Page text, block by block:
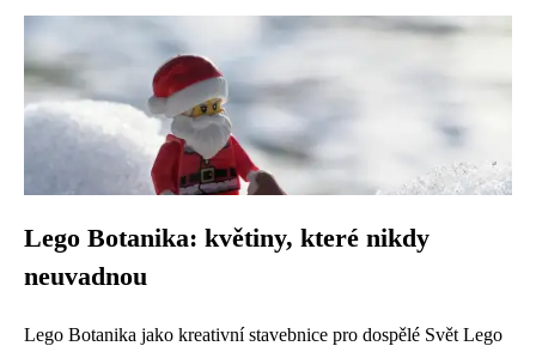
Lego Botanika: květiny, které nikdy
neuvadnou
Lego Botanika jako kreativní stavebnice pro dospělé Svět Lego